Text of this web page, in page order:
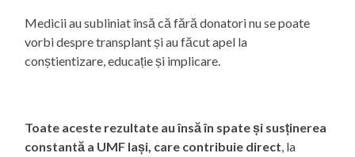
Medicii au subliniat însă că fără donatori nu se poate
vorbi despre transplant și au făcut apel la
conștientizare, educație și implicare.
Toate aceste rezultate au însă în spate și susținerea
constantă a UMF Iași, care contribuie direct, la